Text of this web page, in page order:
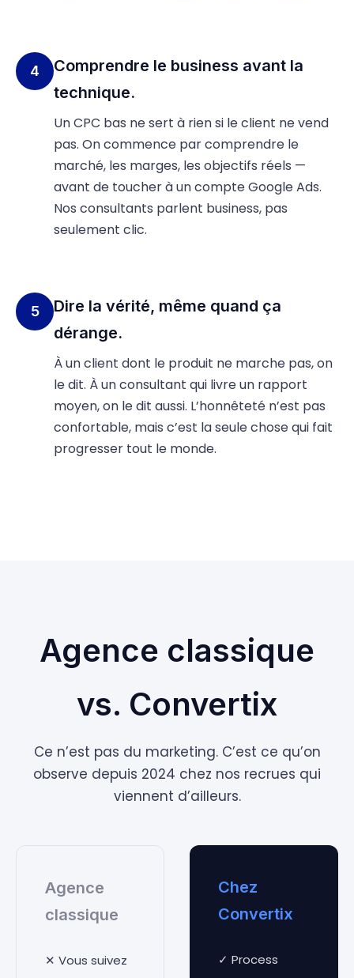
4
Comprendre le business avant la
technique.
Un CPC bas ne sert à rien si le client ne vend
pas. On commence par comprendre le
marché, les marges, les objectifs réels —
avant de toucher à un compte Google Ads.
Nos consultants parlent business, pas
seulement clic.
5
Dire la vérité, même quand ça
dérange.
À un client dont le produit ne marche pas, on
le dit. À un consultant qui livre un rapport
moyen, on le dit aussi. L’honnêteté n’est pas
confortable, mais c’est la seule chose qui fait
progresser tout le monde.
Agence classique
vs. Convertix
Ce n’est pas du marketing. C’est ce qu’on
observe depuis 2024 chez nos recrues qui
viennent d’ailleurs.
Agence
classique
✕ Vous suivez
Chez
Convertix
✓ Process